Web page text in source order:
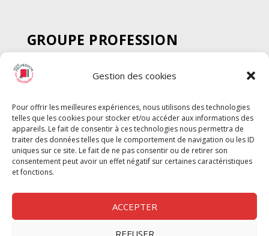
Gestion des cookies
Pour offrir les meilleures expériences, nous utilisons des technologies
telles que les cookies pour stocker et/ou accéder aux informations des
appareils. Le fait de consentir à ces technologies nous permettra de
traiter des données telles que le comportement de navigation ou les ID
uniques sur ce site. Le fait de ne pas consentir ou de retirer son
consentement peut avoir un effet négatif sur certaines caractéristiques
et fonctions.
ACCEPTER
REFUSER
GROUPE PROFESSION
SPECTACLE
Chèque Intermittents
Chèque Compta
Chèque Emploi Spectacle
G-Pods
Profession Audio-visuel